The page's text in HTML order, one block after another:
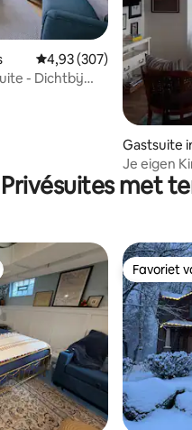
101 recensies
Gemiddelde
4,93 (307)
- Dichtbij
Gastsuite
Je eigen
Suite
Privésuites met
111 recensies
Favoriet
Favoriet